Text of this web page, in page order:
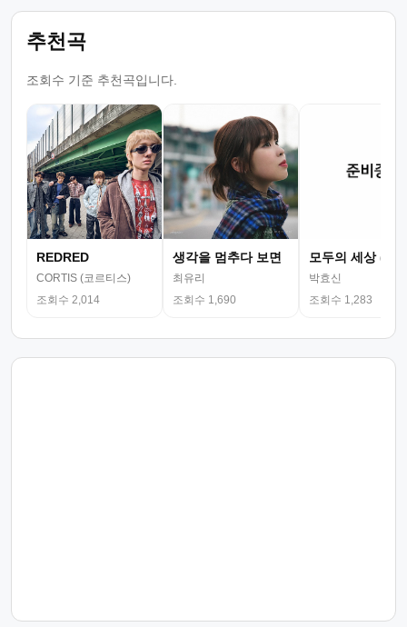
추천곡
조회수 기준 추천곡입니다.
REDRED
CORTIS (코르티스)
조회수 2,014
생각을 멈추다 보면
최유리
조회수 1,690
모두의 세상 (뮤
박효신
조회수 1,283